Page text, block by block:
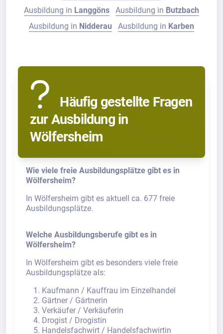
Ausbildung in Langgöns Ausbildung in Butzbach
Ausbildung in Nidderau Ausbildung in Karben
Häufig gestellte Fragen
zur Ausbildung in
Wölfersheim
Wie viele freie Ausbildungsplätze gibt es in
Wölfersheim?
In Wölfersheim gibt es aktuell ca. 677 freie
Ausbildungsplätze.
Welche Ausbildungsberufe gibt es in
Wölfersheim?
In Wölfersheim gibt es besonders viele freie
Ausbildungsplätze als:
Kaufmann / Kauffrau im Einzelhandel
Gärtner / Gärtnerin
Verkäufer / Verkäuferin
Drogist / Drogistin
Handelsfachwirt / Handelsfachwirtin